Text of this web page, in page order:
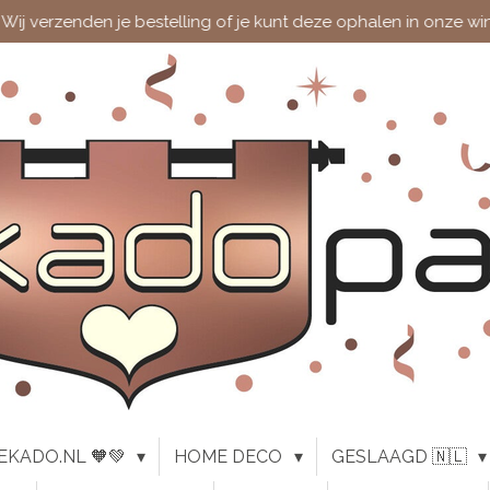
Wij verzenden je bestelling of je kunt deze ophalen in onze
🧡💚 HOME DECO GESLAAGD 🇳🇱